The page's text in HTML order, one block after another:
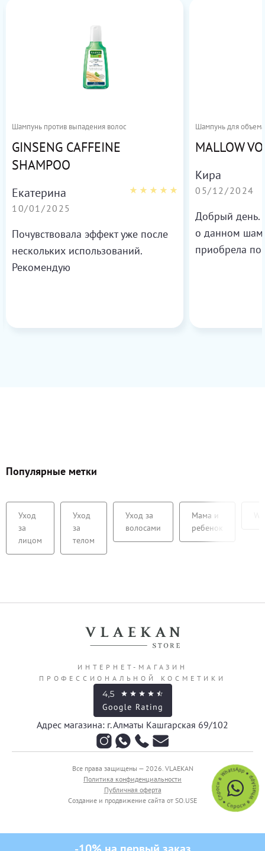
Шампунь против выпадения волос
GINSENG CAFFEINE
SHAMPOO
Екатерина
10/01/2025
Почувствовала эффект уже после
нескольких использований.
Рекомендую
Шампунь для
MALLOW
Кира
05/12/2024
Добрый день.
о данном
приобрела
огромным
Популярные метки
Уход
за
лицом
Уход
за
телом
Уход за
волосами
Мама и
ребенок
ИНТЕРНЕТ-МАГАЗИН
ПРОФЕССИОНАЛЬНОЙ КОСМЕТИКИ
Адрес магазина: г. Алматы Кашгарская 69/102
Все права защищены — 2026. VLAEKAN
Политика конфиденциальности
Публичная оферта
Создание и продвижение сайта от SO.USE